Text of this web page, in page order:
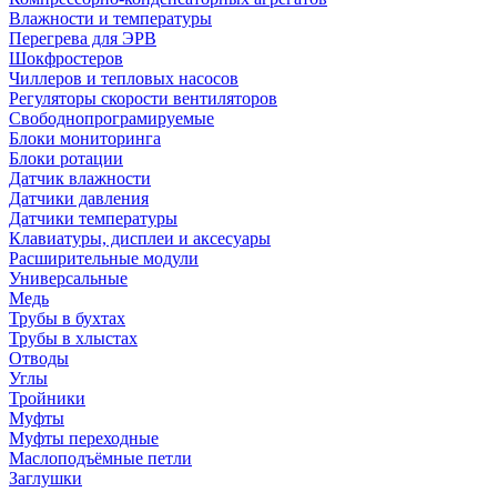
Влажности и температуры
Перегрева для ЭРВ
Шокфростеров
Чиллеров и тепловых насосов
Регуляторы скорости вентиляторов
Свободнопрограмируемые
Блоки мониторинга
Блоки ротации
Датчик влажности
Датчики давления
Датчики температуры
Клавиатуры, дисплеи и аксесуары
Расширительные модули
Универсальные
Медь
Трубы в бухтах
Трубы в хлыстах
Отводы
Углы
Тройники
Муфты
Муфты переходные
Маслоподъёмные петли
Заглушки